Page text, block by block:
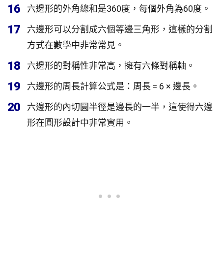
16 六邊形的外角總和是360度，每個外角為60度。
17
六邊形可以分割成六個等邊三角形，這樣的分割
方式在數學中非常常見。
18 六邊形的對稱性非常高，擁有六條對稱軸。
19 六邊形的周長計算公式是：周長 = 6 × 邊長。
20
六邊形的內切圓半徑是邊長的一半，這使得六邊
形在圓形設計中非常實用。